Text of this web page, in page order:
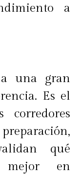
a
a una gran
Es el
qué
mejor en